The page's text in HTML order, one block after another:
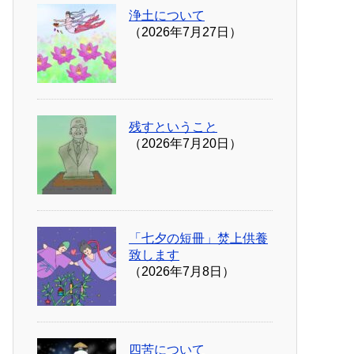
浄土について
（2026年7月27日）
残すということ
（2026年7月20日）
「七夕の短冊」焚上供養
致します
（2026年7月8日）
四苦について